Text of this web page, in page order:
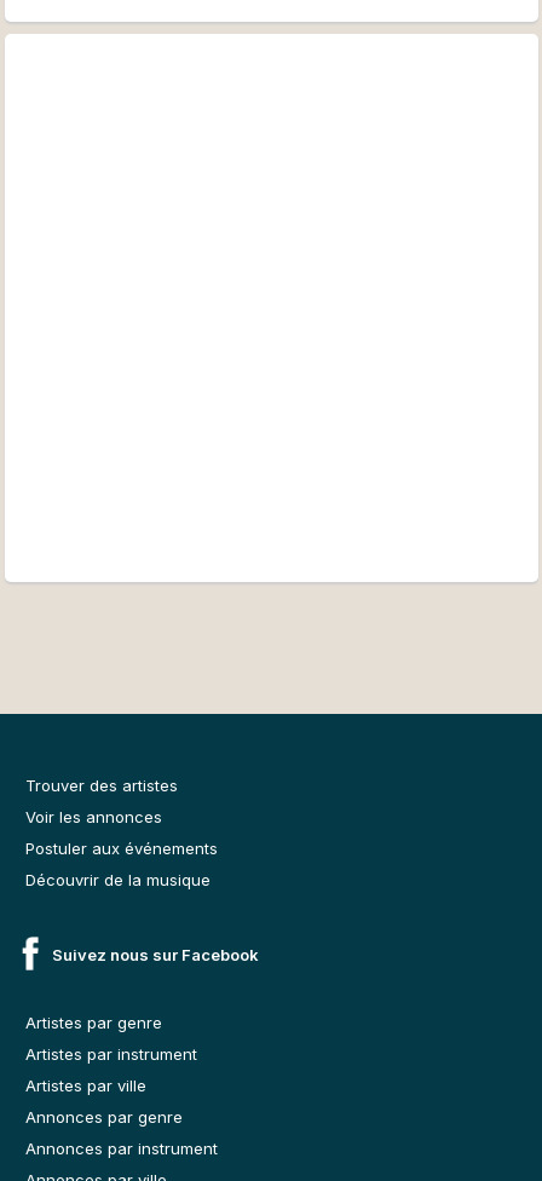
Trouver des artistes
Voir les annonces
Postuler aux événements
Découvrir de la musique
Suivez nous sur Facebook
Artistes par genre
Artistes par instrument
Artistes par ville
Annonces par genre
Annonces par instrument